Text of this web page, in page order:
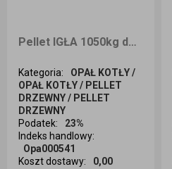
Pellet IGŁA 1050kg dostawa cała Polska
Kategoria:
OPAŁ KOTŁY /
OPAŁ KOTŁY / PELLET
DRZEWNY / PELLET
DRZEWNY
Podatek:
23%
Indeks handlowy:
Opa000541
Koszt dostawy: 0,00
Ilość sztuk